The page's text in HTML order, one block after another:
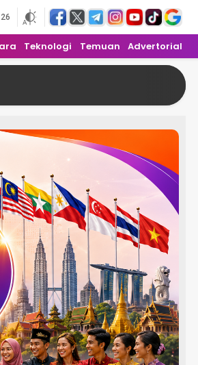
Teknologi Temuan Advertorial